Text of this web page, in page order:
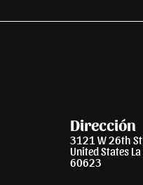
Dirección
3121 W 26th
United States
60623